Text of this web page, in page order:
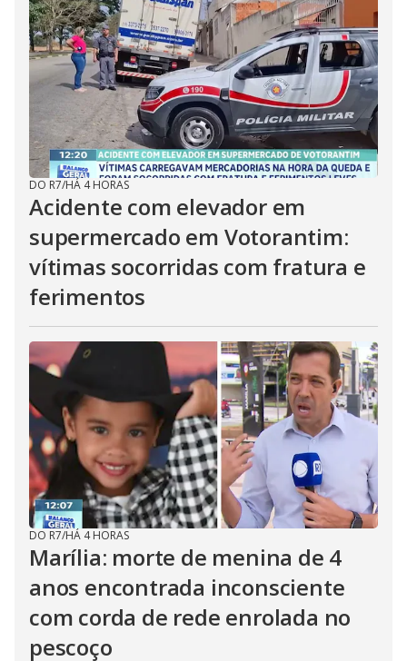
DO R7/HÁ 4 HORAS
Acidente com elevador em
supermercado em Votorantim:
vítimas socorridas com fratura e
ferimentos
DO R7/HÁ 4 HORAS
Marília: morte de menina de 4
anos encontrada inconsciente
com corda de rede enrolada no
pescoço